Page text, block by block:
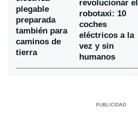
plegable
preparada
también para
caminos de
tierra
revolucionar el
robotaxi: 10
coches
eléctricos a la
vez y sin
humanos